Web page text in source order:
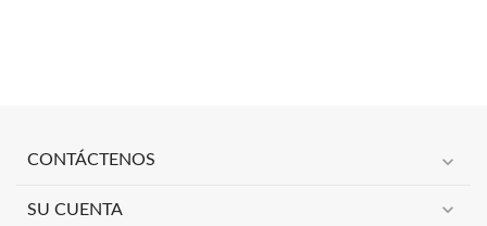
CONTÁCTENOS expand_more
SU CUENTA expand_more